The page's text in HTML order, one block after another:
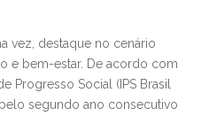
vez, destaque no cenário
e bem-estar. De acordo com
Progresso Social (IPS Brasil
segundo ano consecutivo